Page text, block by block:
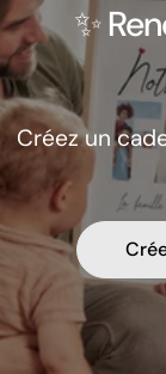
✨
Créez un